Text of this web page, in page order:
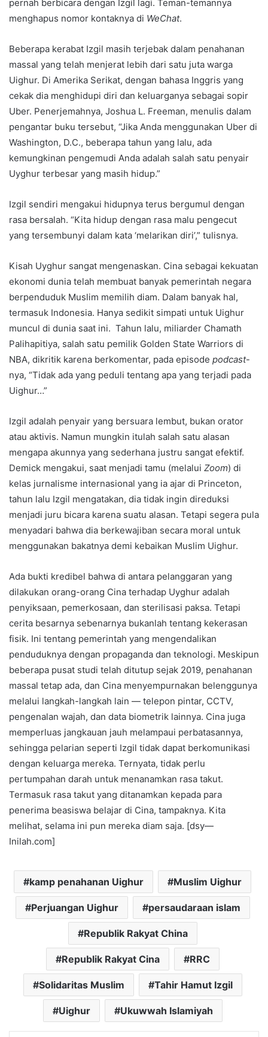
pernah berbicara dengan Izgil lagi. Teman-temannya
menghapus nomor kontaknya di WeChat.
Beberapa kerabat Izgil masih terjebak dalam penahanan
massal yang telah menjerat lebih dari satu juta warga
Uighur. Di Amerika Serikat, dengan bahasa Inggris yang
cekak dia menghidupi diri dan keluarganya sebagai sopir
Uber. Penerjemahnya, Joshua L. Freeman, menulis dalam
pengantar buku tersebut, “Jika Anda menggunakan Uber di
Washington, D.C., beberapa tahun yang lalu, ada
kemungkinan pengemudi Anda adalah salah satu penyair
Uyghur terbesar yang masih hidup.”
Izgil sendiri mengakui hidupnya terus bergumul dengan
rasa bersalah. “Kita hidup dengan rasa malu pengecut
yang tersembunyi dalam kata ‘melarikan diri’,” tulisnya.
Kisah Uyghur sangat mengenaskan. Cina sebagai kekuatan
ekonomi dunia telah membuat banyak pemerintah negara
berpenduduk Muslim memilih diam. Dalam banyak hal,
termasuk Indonesia. Hanya sedikit simpati untuk Uighur
muncul di dunia saat ini. Tahun lalu, miliarder Chamath
Palihapitiya, salah satu pemilik Golden State Warriors di
NBA, dikritik karena berkomentar, pada episode podcast-
nya, “Tidak ada yang peduli tentang apa yang terjadi pada
Uighur…”
Izgil adalah penyair yang bersuara lembut, bukan orator
atau aktivis. Namun mungkin itulah salah satu alasan
mengapa akunnya yang sederhana justru sangat efektif.
Demick mengakui, saat menjadi tamu (melalui Zoom) di
kelas jurnalisme internasional yang ia ajar di Princeton,
tahun lalu Izgil mengatakan, dia tidak ingin direduksi
menjadi juru bicara karena suatu alasan. Tetapi segera pula
menyadari bahwa dia berkewajiban secara moral untuk
menggunakan bakatnya demi kebaikan Muslim Uighur.
Ada bukti kredibel bahwa di antara pelanggaran yang
dilakukan orang-orang Cina terhadap Uyghur adalah
penyiksaan, pemerkosaan, dan sterilisasi paksa. Tetapi
cerita besarnya sebenarnya bukanlah tentang kekerasan
fisik. Ini tentang pemerintah yang mengendalikan
penduduknya dengan propaganda dan teknologi. Meskipun
beberapa pusat studi telah ditutup sejak 2019, penahanan
massal tetap ada, dan Cina menyempurnakan belenggunya
melalui langkah-langkah lain — telepon pintar, CCTV,
pengenalan wajah, dan data biometrik lainnya. Cina juga
memperluas jangkauan jauh melampaui perbatasannya,
sehingga pelarian seperti Izgil tidak dapat berkomunikasi
dengan keluarga mereka. Ternyata, tidak perlu
pertumpahan darah untuk menanamkan rasa takut.
Termasuk rasa takut yang ditanamkan kepada para
penerima beasiswa belajar di Cina, tampaknya. Kita
melihat, selama ini pun mereka diam saja. [dsy—
Inilah.com]
kamp penahanan Uighur Muslim Uighur
Perjuangan Uighur persaudaraan islam
Republik Rakyat China
Republik Rakyat Cina RRC
Solidaritas Muslim Tahir Hamut Izgil
Uighur Ukuwwah Islamiyah